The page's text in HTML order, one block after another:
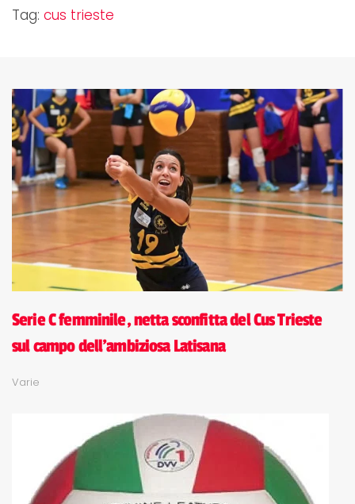
Tag: cus trieste
Serie C femminile, netta sconfitta del Cus Trieste
sul campo dell'ambiziosa Latisana
Varie